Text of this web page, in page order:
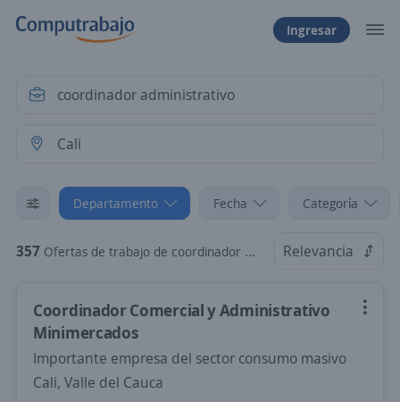
Ingresar
Departamento Fecha Categoría
357 Ofertas de trabajo de coordinador administrativo en Cali, Valle del Cauca Relevancia
Coordinador Comercial y Administrativo
Minimercados
Importante empresa del sector consumo masivo
Cali, Valle del Cauca